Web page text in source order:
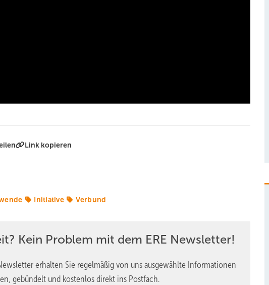
Link kopieren
Initiative Verbund
Kein Problem mit dem ERE Newsletter!
erhalten Sie regelmäßig von uns ausgewählte Informationen
gebündelt und kostenlos direkt ins Postfach.